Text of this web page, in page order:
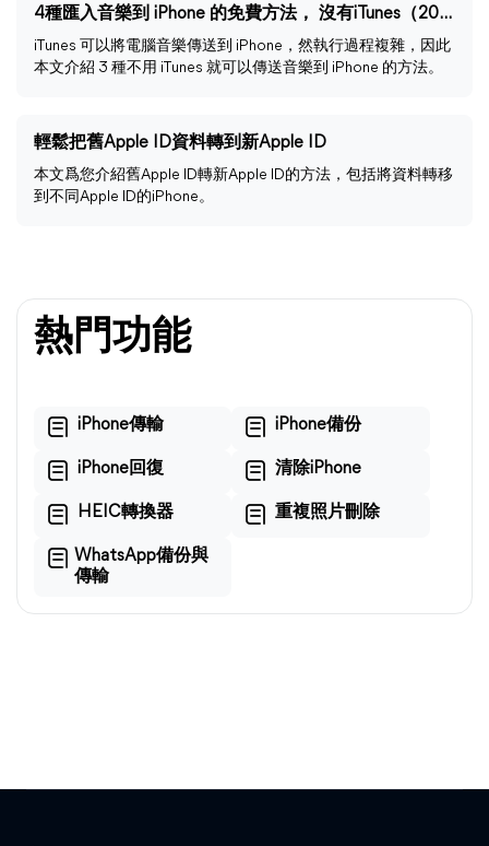
4種匯入音樂到 iPhone 的免費方法， 沒有iTunes（2024）
iTunes 可以將電腦音樂傳送到 iPhone，然執行過程複雜，因此
本文介紹 3 種不用 iTunes 就可以傳送音樂到 iPhone 的方法。
輕鬆把舊Apple ID資料轉到新Apple ID
本文爲您介紹舊Apple ID轉新Apple ID的方法，包括將資料轉移
到不同Apple ID的iPhone。
熱門功能
iPhone傳輸 iPhone備份
iPhone回復 清除iPhone
HEIC轉換器 重複照片刪除
WhatsApp備份與
傳輸